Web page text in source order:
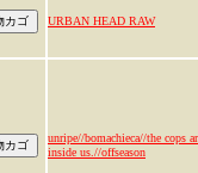
URBAN HEAD RAW
unripe//bomachieca//the cops
inside us.//offseason